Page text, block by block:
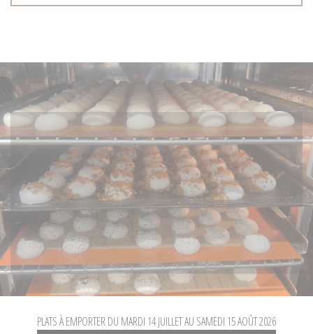
PLATS À EMPORTER DU MARDI 14 JUILLET AU SAMEDI 15 AOÛT 2026